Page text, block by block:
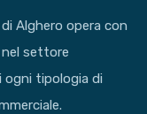
di Alghero opera con
settore
ogni tipologia di